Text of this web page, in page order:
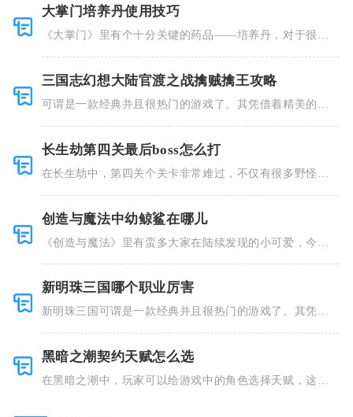
大掌门培养丹使用技巧
《大掌门》里有个十分关键的药品——培养丹，对于很多
三国志幻想大陆官渡之战擒贼擒王攻略
可谓是一款经典并且很热门的游戏了。其凭借着精美的画
长生劫第四关最后boss怎么打
在长生劫中，第四关个关卡非常难过，不仅有很多野怪，
创造与魔法中幼鲸鲨在哪儿
《创造与魔法》里有蛮多大家在陆续发现的小可爱，今天
新明珠三国哪个职业厉害
新明珠三国可谓是一款经典并且很热门的游戏了。其凭借
黑暗之潮契约天赋怎么选
在黑暗之潮中，玩家可以给游戏中的角色选择天赋，这些